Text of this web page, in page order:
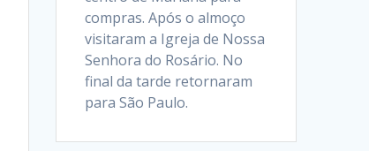
compras. Após o almoço
visitaram a Igreja de Nossa
Senhora do Rosário. No
final da tarde retornaram
para São Paulo.